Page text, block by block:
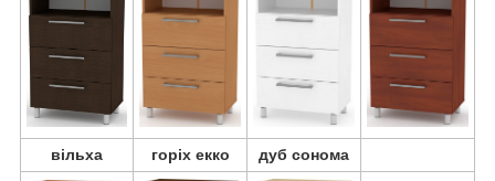
вільха горіх екко дуб сонома